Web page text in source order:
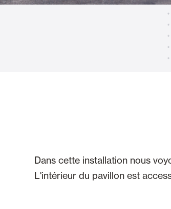
Alicantines et
Dans cette installation nous
L'intérieur du pavillon est